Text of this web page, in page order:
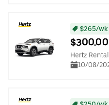
$265/wk
Hertz
10/08/